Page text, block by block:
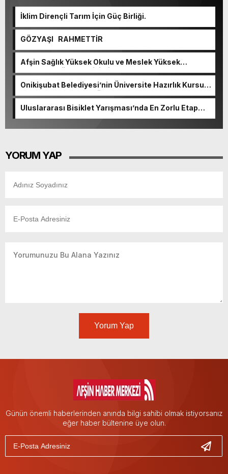
İklim Dirençli Tarım İçin Güç Birliği.
GÖZYAŞI RAHMETTİR
Afşin Sağlık Yüksek Okulu ve Meslek Yüksek
Okulunda görev değişimi!
Onikişubat Belediyesi’nin Üniversite Hazırlık Kursu
başvurularında son gün 7 Ağustos.
Uluslararası Bisiklet Yarışması’nda En Zorlu Etap
YORUM YAP
Yorum Yap
Günün önemli haberlerinden anında bilgi sahibi olmak istiyorsanız
eğer haber bültenine üye olun.